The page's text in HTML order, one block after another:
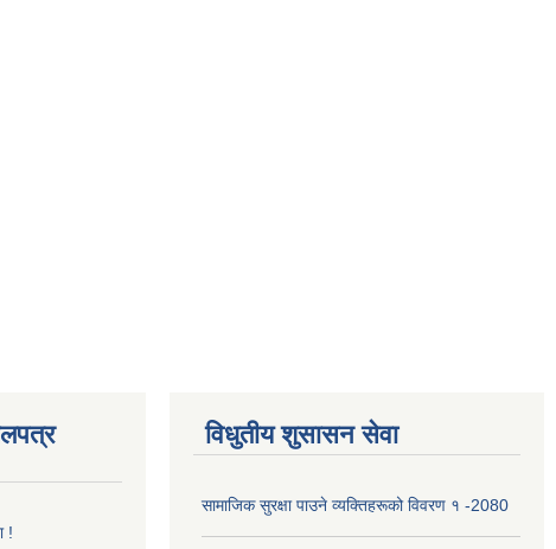
!
विधुतीय शुसासन सेवा
सामाजिक सुरक्षा पाउने व्यक्तिहरूको विवरण १ -2080